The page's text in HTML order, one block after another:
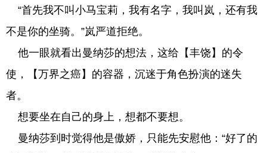
“首先我不叫小马宝莉，我有名字，我叫岚，还有我
不是你的坐骑。”岚严道拒绝。
他一眼就看出曼纳莎的想法，这给【丰饶】的令
使，【万界之癌】的容器，沉迷于角色扮演的迷失
者。
想要坐在自己的身上，想都不要想。
曼纳莎到时觉得他是傲娇，只能先安慰他：“好了的